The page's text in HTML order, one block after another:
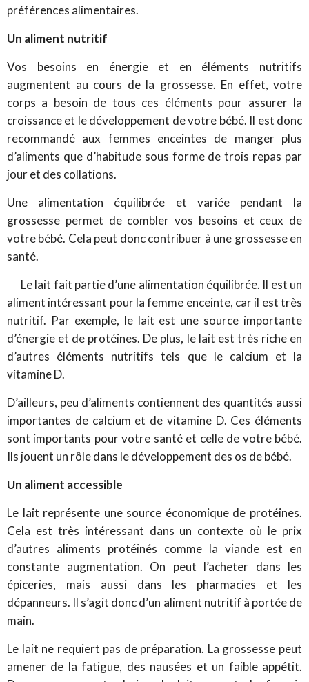
préférences alimentaires.
Un aliment nutritif
Vos besoins en énergie et en éléments nutritifs
augmentent au cours de la grossesse. En effet, votre
corps a besoin de tous ces éléments pour assurer la
croissance et le développement de votre bébé. Il est donc
recommandé aux femmes enceintes de manger plus
d’aliments que d’habitude sous forme de trois repas par
jour et des collations.
Une alimentation équilibrée et variée pendant la
grossesse permet de combler vos besoins et ceux de
votre bébé. Cela peut donc contribuer à une grossesse en
santé.
Le lait fait partie d’une alimentation équilibrée. Il est un
aliment intéressant pour la femme enceinte, car il est très
nutritif. Par exemple, le lait est une source importante
d’énergie et de protéines. De plus, le lait est très riche en
d’autres éléments nutritifs tels que le calcium et la
vitamine D.
D’ailleurs, peu d’aliments contiennent des quantités aussi
importantes de calcium et de vitamine D. Ces éléments
sont importants pour votre santé et celle de votre bébé.
Ils jouent un rôle dans le développement des os de bébé.
Un aliment accessible
Le lait représente une source économique de protéines.
Cela est très intéressant dans un contexte où le prix
d’autres aliments protéinés comme la viande est en
constante augmentation. On peut l’acheter dans les
épiceries, mais aussi dans les pharmacies et les
dépanneurs. Il s’agit donc d’un aliment nutritif à portée de
main.
Le lait ne requiert pas de préparation. La grossesse peut
amener de la fatigue, des nausées et un faible appétit.